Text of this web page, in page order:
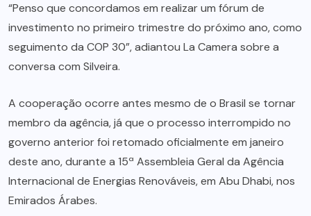
“Penso que concordamos em realizar um fórum de
investimento no primeiro trimestre do próximo ano, como
seguimento da COP 30”, adiantou La Camera sobre a
conversa com Silveira.
A cooperação ocorre antes mesmo de o Brasil se tornar
membro da agência, já que o processo interrompido no
governo anterior foi retomado oficialmente em janeiro
deste ano, durante a 15ª Assembleia Geral da Agência
Internacional de Energias Renováveis, em Abu Dhabi, nos
Emirados Árabes.